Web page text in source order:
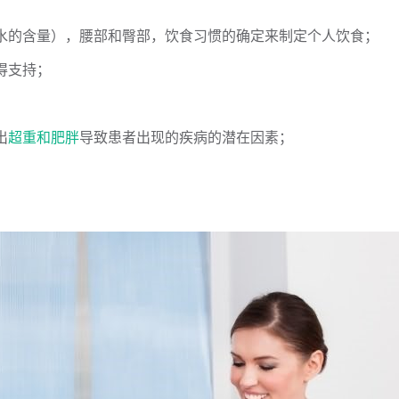
含量），腰部和臀部，饮食习惯的确定来制定个人饮食；
持；
超重和肥胖导致患者出现的疾病的潜在因素；